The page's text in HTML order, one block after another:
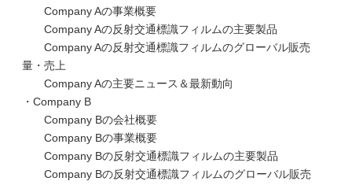
Company Aの事業概要
Company Aの反射交通標識フィルムの主要製品
Company Aの反射交通標識フィルムのグローバル販売
量・売上
Company Aの主要ニュース＆最新動向
・Company B
Company Bの会社概要
Company Bの事業概要
Company Bの反射交通標識フィルムの主要製品
Company Bの反射交通標識フィルムのグローバル販売